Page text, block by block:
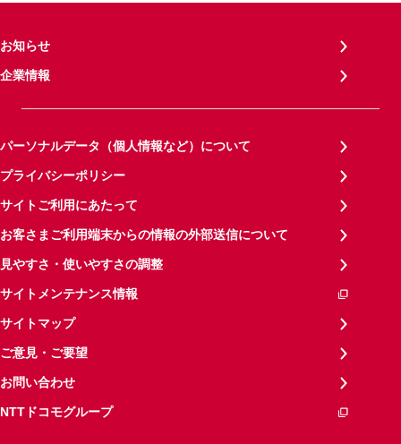
お知らせ
企業情報
パーソナルデータ（個人情報など）について
プライバシーポリシー
サイトご利用にあたって
お客さまご利用端末からの情報の外部送信について
見やすさ・使いやすさの調整
サイトメンテナンス情報
サイトマップ
ご意見・ご要望
お問い合わせ
NTTドコモグループ